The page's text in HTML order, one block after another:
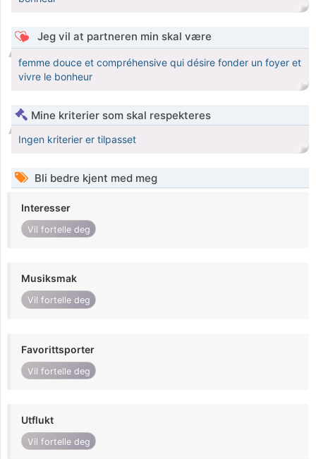
Jeg vil at partneren min skal være
femme douce et compréhensive qui désire fonder un foyer et
vivre le bonheur
Mine kriterier som skal respekteres
Ingen kriterier er tilpasset
Bli bedre kjent med meg
Interesser
Vil fortelle deg
Musiksmak
Vil fortelle deg
Favorittsporter
Vil fortelle deg
Utflukt
Vil fortelle deg